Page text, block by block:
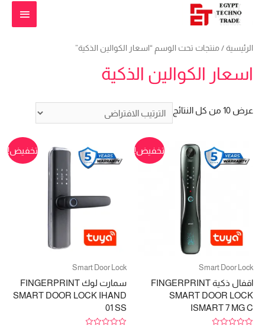
الرئيسية / منتجات تحت الوسم “اسعار الكوالين الذكية”
اسعار الكوالين الذكية
عرض ⁦10⁩ من كل النتائج
تخفيض!
Smart Door Lock
اقفال ذكية FINGERPRINT
SMART DOOR LOCK
ISMART 7 MG C
تخفيض!
Smart Door Lock
سمارت لوك FINGERPRINT
SMART DOOR LOCK IHAND
01 SS